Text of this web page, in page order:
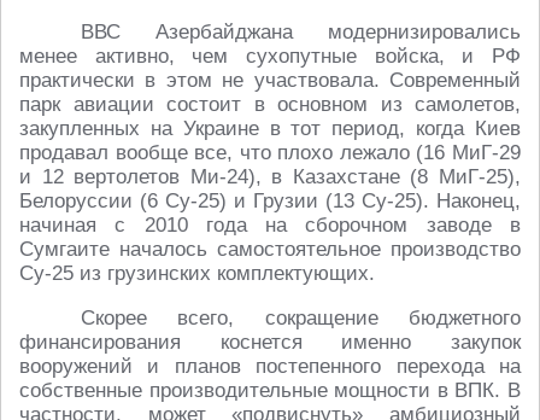
ВВС Азербайджана модернизировались
менее активно, чем сухопутные войска, и РФ
практически в этом не участвовала. Современный
парк авиации состоит в основном из самолетов,
закупленных на Украине в тот период, когда Киев
продавал вообще все, что плохо лежало (16 МиГ-29
и 12 вертолетов Ми-24), в Казахстане (8 МиГ-25),
Белоруссии (6 Су-25) и Грузии (13 Су-25). Наконец,
начиная с 2010 года на сборочном заводе в
Сумгаите началось самостоятельное производство
Су-25 из грузинских комплектующих.
Скорее всего, сокращение бюджетного
финансирования коснется именно закупок
вооружений и планов постепенного перехода на
собственные производительные мощности в ВПК. В
частности, может «подвиснуть» амбициозный